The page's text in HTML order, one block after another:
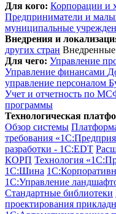
Для кого: Корпорации и
Предприниматели и
муниципальные
Внедрения и
других стран
Для чего: Управление
Управление финансами
управление персоналом
Учет и отчетность по
программы
Технологическая
Обзор системы
требования
разработки - 1C:EDT
КОРП Технология
1С:Шина
1С:Управление
Стандартные библиотеки
проектирования